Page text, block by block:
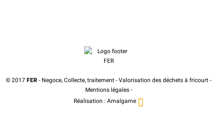
© 2017 FER - Negoce, Collecte, traitement - Valorisation des déchets à fricourt -
Mentions légales-
Réalisation : Amalgame